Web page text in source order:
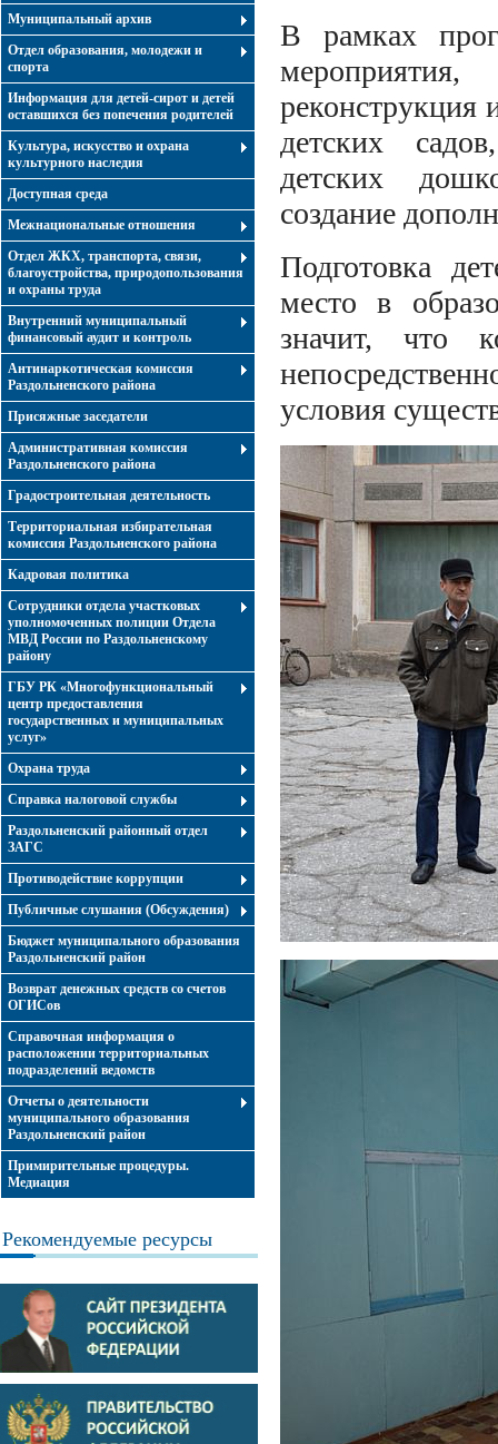
Муниципальный архив
Отдел образования, молодежи и
спорта
Информация для детей-сирот и детей
оставшихся без попечения родителей
Культура, искусство и охрана
культурного наследия
Доступная среда
Межнациональные отношения
Отдел ЖКХ, транспорта, связи,
благоустройства, природопользования
и охраны труда
Внутренний муниципальный
финансовый аудит и контроль
Антинаркотическая комиссия
Раздольненского района
Присяжные заседатели
Административная комиссия
Раздольненского района
Градостроительная деятельность
Территориальная избирательная
комиссия Раздольненского района
Кадровая политика
Сотрудники отдела участковых
уполномоченных полиции Отдела
МВД России по Раздольненскому
району
ГБУ РК «Многофункциональный
центр предоставления
государственных и муниципальных
услуг»
Охрана труда
Справка налоговой службы
Раздольненский районный отдел
ЗАГС
Противодействие коррупции
Публичные слушания (Обсуждения)
Бюджет муниципального образования
Раздольненский район
Возврат денежных средств со счетов
ОГИСов
Справочная информация о
расположении территориальных
подразделений ведомств
Отчеты о деятельности
муниципального образования
Раздольненский район
Примирительные процедуры.
Медиация
Рекомендуемые ресурсы
В рамках
детских
детских
создание
Подготовка
место в
значит, что
условия